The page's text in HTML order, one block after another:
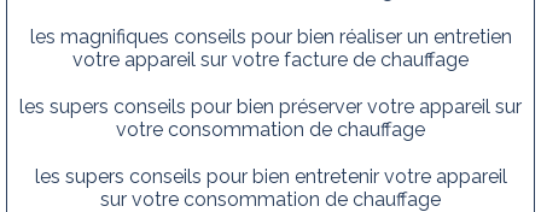
les magnifiques conseils pour bien réaliser un entretien
votre appareil sur votre facture de chauffage
les supers conseils pour bien préserver votre appareil sur
votre consommation de chauffage
les supers conseils pour bien entretenir votre appareil
sur votre consommation de chauffage